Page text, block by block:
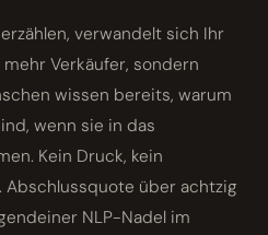
Verkäufer, sondern
wissen bereits, warum
wenn sie in das
Kein Druck, kein
Abschlussquote über achtzig
NLP-Nadel im